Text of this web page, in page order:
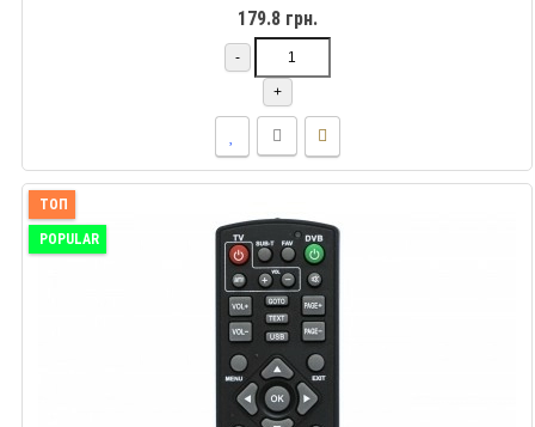
179.8 грн.
-
+
ТОП
POPULAR